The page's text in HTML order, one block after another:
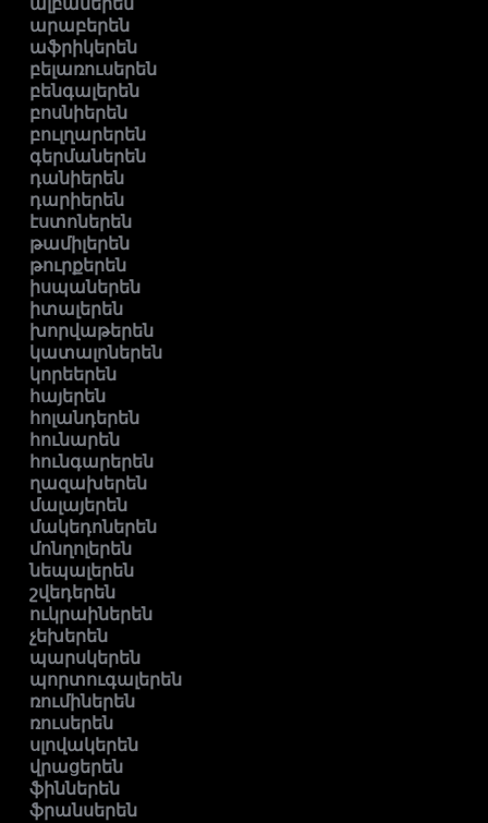
արաբերեն
աֆրիկերեն
բելառուսերեն
բենգալերեն
բոսնիերեն
բուլղարերեն
գերմաներեն
դանիերեն
դարիերեն
էստոներեն
թամիլերեն
թուրքերեն
իսպաներեն
իտալերեն
խորվաթերեն
կատալոներեն
կորեերեն
հայերեն
հոլանդերեն
հունարեն
հունգարերեն
ղազախերեն
մալայերեն
մակեդոներեն
մոնղոլերեն
նեպալերեն
շվեդերեն
ուկրաիներեն
չեխերեն
պարսկերեն
պորտուգալերեն
ռումիներեն
ռուսերեն
սլովակերեն
վրացերեն
ֆիններեն
ֆրանսերեն